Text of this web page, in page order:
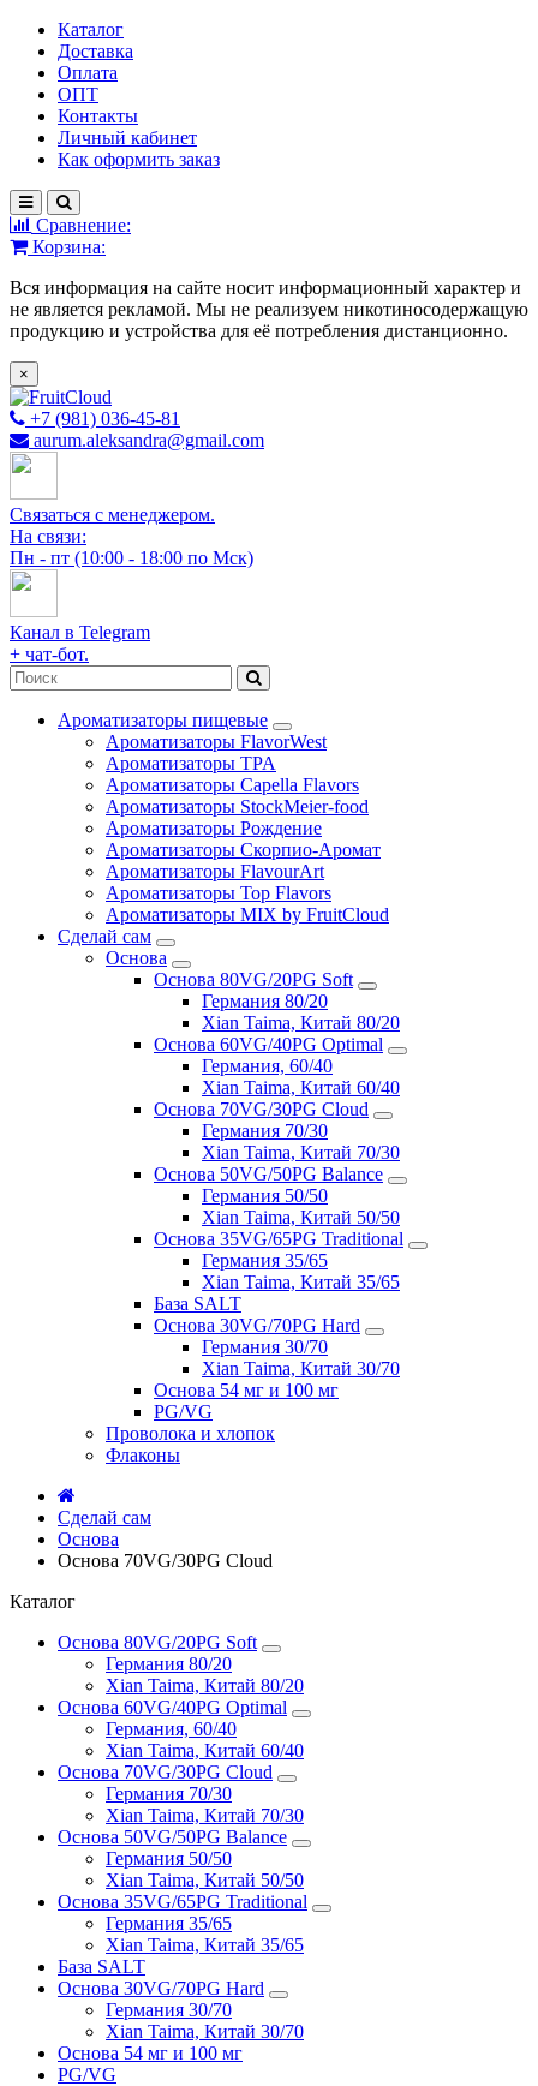
Каталог
Доставка
Оплата
ОПТ
Контакты
Личный кабинет
Как оформить заказ
Сравнение:
Корзина:
Вся информация на сайте носит информационный характер и
не является рекламой. Мы не реализуем никотиносодержащую
продукцию и устройства для её потребления дистанционно.
×
+7 (981) 036-45-81
aurum.aleksandra@gmail.com
Связаться с менеджером.
На связи:
Пн - пт (10:00 - 18:00 по Мск)
Канал в Telegram
+ чат-бот.
Ароматизаторы пищевые
Ароматизаторы FlavorWest
Ароматизаторы TPA
Ароматизаторы Capella Flavors
Ароматизаторы StockMeier-food
Ароматизаторы Рождение
Ароматизаторы Скорпио-Аромат
Ароматизаторы FlavourArt
Ароматизаторы Top Flavors
Ароматизаторы MIX by FruitCloud
Сделай сам
Основа
Основа 80VG/20PG Soft
Германия 80/20
Xian Taima, Китай 80/20
Основа 60VG/40PG Optimal
Германия, 60/40
Xian Taima, Китай 60/40
Основа 70VG/30PG Cloud
Германия 70/30
Xian Taima, Китай 70/30
Основа 50VG/50PG Balance
Германия 50/50
Xian Taima, Китай 50/50
Основа 35VG/65PG Traditional
Германия 35/65
Xian Taima, Китай 35/65
База SALT
Основа 30VG/70PG Hard
Германия 30/70
Xian Taima, Китай 30/70
Основа 54 мг и 100 мг
PG/VG
Проволока и хлопок
Флаконы
Сделай сам
Основа
Основа 70VG/30PG Cloud
Каталог
Основа 80VG/20PG Soft
Германия 80/20
Xian Taima, Китай 80/20
Основа 60VG/40PG Optimal
Германия, 60/40
Xian Taima, Китай 60/40
Основа 70VG/30PG Cloud
Германия 70/30
Xian Taima, Китай 70/30
Основа 50VG/50PG Balance
Германия 50/50
Xian Taima, Китай 50/50
Основа 35VG/65PG Traditional
Германия 35/65
Xian Taima, Китай 35/65
База SALT
Основа 30VG/70PG Hard
Германия 30/70
Xian Taima, Китай 30/70
Основа 54 мг и 100 мг
PG/VG